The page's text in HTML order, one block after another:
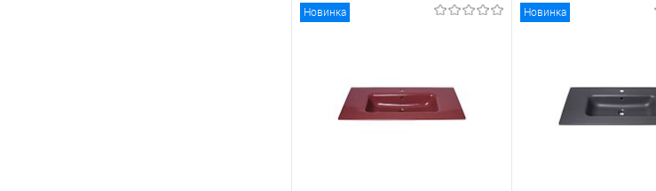
В избранное
В наличии
В избранное
Новинка Новинка